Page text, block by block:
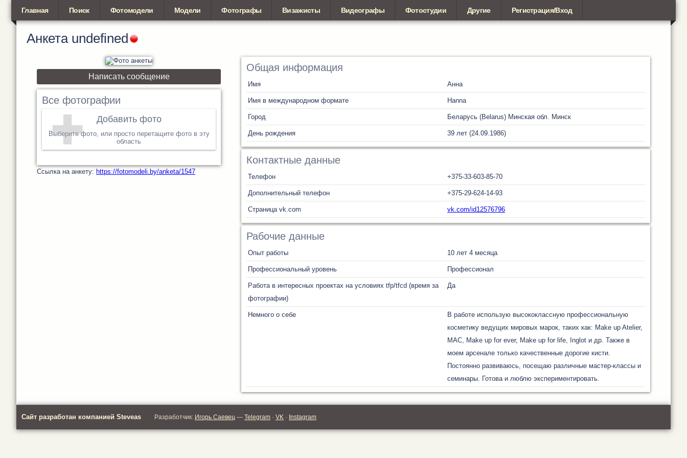
Главная Поиск Фотомодели Модели Фотографы Визажисты Видеографы Фотостудии Другие Регистрация/Вход
Анкета undefined
Написать сообщение
Все фотографии
Добавить фото
Выберите фото, или просто перетащите фото в эту
область
Cсылка на анкету: https://fotomodeli.by/anketa/1547
Общая информация
Имя Анна
Имя в международном формате Hanna
Город Беларусь (Belarus) Минская обл. Минск
День рождения 39 лет (24.09.1986)
Контактные данные
Телефон +375-33-603-85-70
Дополнительный телефон +375-29-624-14-93
Страница vk.com vk.com/id12576796
Рабочие данные
Опыт работы 10 лет 4 месяца
Профессиональный уровень Профессионал
Работа в интересных проектах на условиях tfp/tfcd (время за
фотографии)
Да
Немного о себе
В работе использую высококлассную профессиональную
косметику ведущих мировых марок, таких как: Make up Atelier,
MAC, Make up for ever, Make up for life, Inglot и др. Также в
моем арсенале только качественные дорогие кисти.
Постоянно развиваюсь, посещаю различные мастер-классы и
семинары. Готова и люблю экспериментировать.
Сайт разработан компанией Steveas Разработчик: Игорь Саевец — Telegram · VK · Instagram